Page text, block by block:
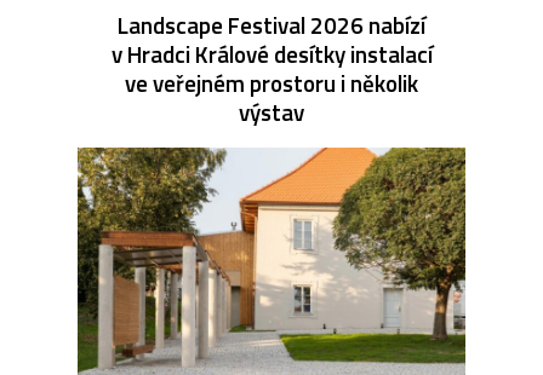
Landscape Festival 2026 nabízí
v Hradci Králové desítky instalací
ve veřejném prostoru i několik
výstav